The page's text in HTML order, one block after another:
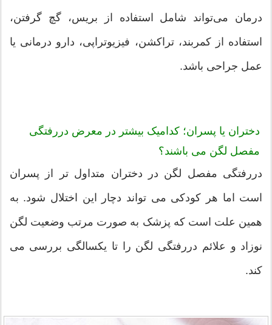
درمان می‌تواند شامل استفاده از بریس، گچ گرفتن،
استفاده از کمربند، تراکشن، فیزیوتراپی، دارو درمانی یا
عمل جراحی باشد.
دختران یا پسران؛ کدامیک بیشتر در معرض دررفتگی
مفصل لگن می باشند؟
دررفتگی مفصل لگن در دختران متداول تر از پسران
است اما هر کودکی می تواند دچار این اختلال شود. به
همین علت است که پزشک به صورت مرتب وضعیت لگن
نوزاد و علائم دررفتگی لگن را تا یکسالگی بررسی می
کند.